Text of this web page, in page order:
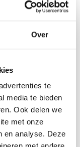
Over
te
media te bieden
Ook delen we
met onze
en analyse. Deze